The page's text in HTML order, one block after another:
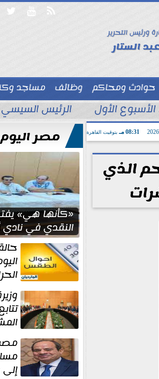
  
ورئيس التحرير
الستار
حوادث ومحاكم وظائف
مساجد
 الأول الرئيس السيسي
08:31 مـ بتوقيت القاهرة
الذي
مصر اليوم
«كأنها هي»
النقدي في
الجديدة
ليلا.. و...
الاستثمارية
للتعمير
إلى